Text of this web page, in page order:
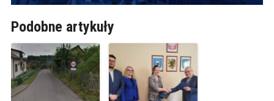
Podobne artykuły